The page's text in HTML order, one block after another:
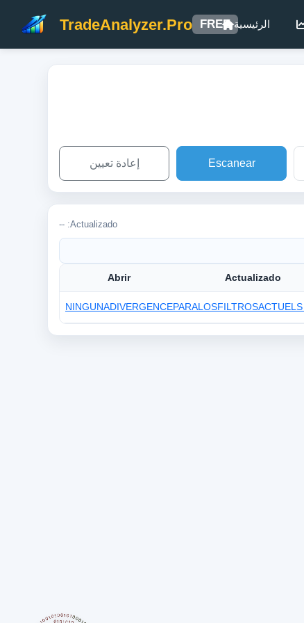
TradeAnalyzer.Pro FREE الرئيسية
Escanear إعادة تعيين
Actualizado: --
Actualizado
Abrir
NINGUNADIVERGENCEPARALOSFILTROSACTUELS